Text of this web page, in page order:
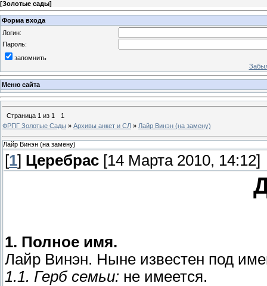
[Золотые сады]
Форма входа
Логин:
Пароль:
запомнить
Меню сайта
Страница 1 из 1
1
ФРПГ Золотые Сады » Архивы анкет и СЛ » Лайр Винэн (на замену)
Лайр Винэн (на замену)
[1] Церебрас [14 Марта 2010, 14:12]
1. Полное имя.
Лайр Винэн. Ныне известен под
1.1. Герб семьи: не имеется.